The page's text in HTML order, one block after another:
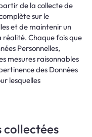
de la collecte de
sur le
et de maintenir un
Chaque fois que
Personnelles,
mesures raisonnables
des Données
lesquelles
collectées